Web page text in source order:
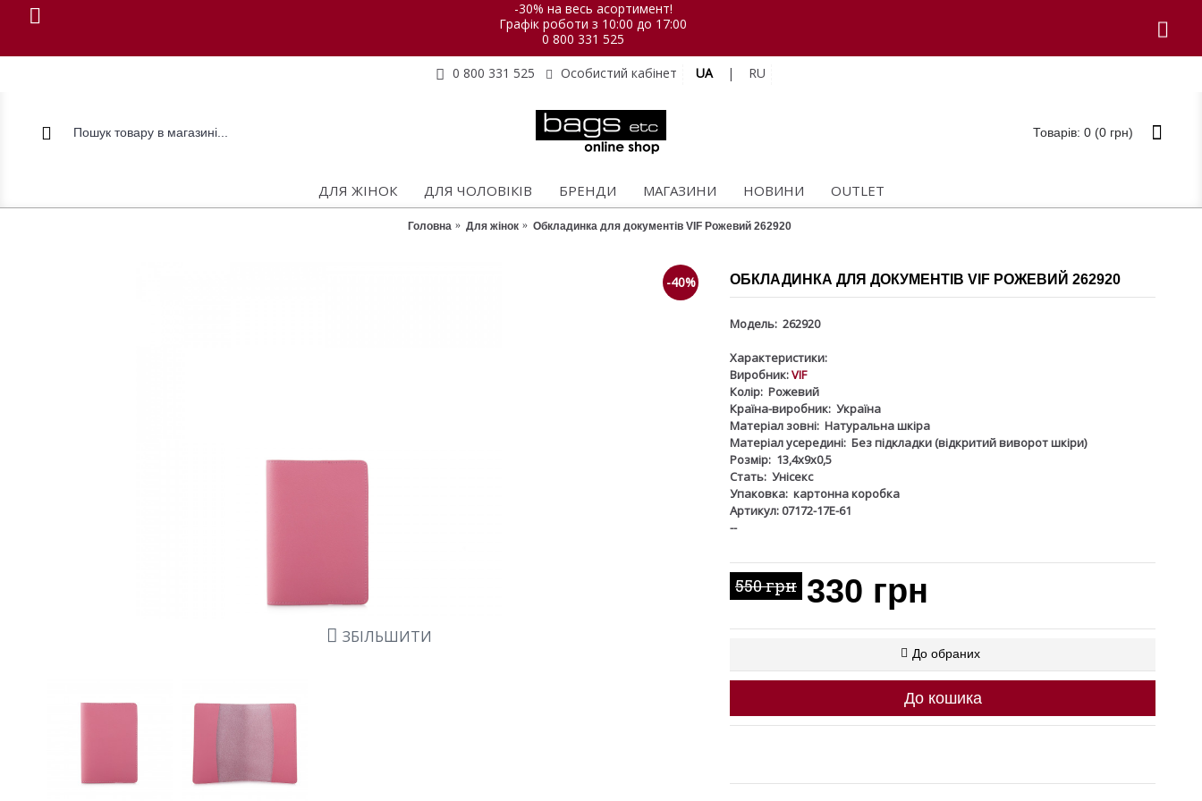
-30% на весь асортимент!
Графік роботи з 10:00 до 17:00
0 800 331 525
0 800 331 525
Особистий кабінет UA | RU
Товарів: 0 (0 грн)
ДЛЯ ЖІНОК ДЛЯ ЧОЛОВІКІВ БРЕНДИ МАГАЗИНИ НОВИНИ OUTLET
Головна Для жінок Обкладинка для документів VIF Рожевий 262920
-40%
ЗБІЛЬШИТИ
ОБКЛАДИНКА ДЛЯ ДОКУМЕНТІВ VIF РОЖЕВИЙ 262920
Модель: 262920
Характеристики:
Виробник:VIF
Колір: Рожевий
Країна-виробник: Україна
Матеріал зовні: Натуральна шкіра
Матеріал усередині: Без підкладки (відкритий виворот шкіри)
Розмір: 13,4х9х0,5
Стать: Унісекс
Упаковка: картонна коробка
Артикул: 07172-17Е-61
--
550 грн 330 грн
До обраних
До кошика